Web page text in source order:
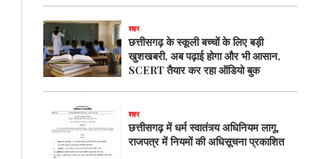
शहर
छत्तीसगढ़ के स्कूली बच्चों के लिए बड़ी
खुशखबरी, अब पढ़ाई होगा और भी आसान,
SCERT तैयार कर रहा ऑडियो बुक
शहर
छत्तीसगढ़ में धर्म स्वातंत्र्य अधिनियम लागू,
राजपत्र में नियमों की अधिसूचना प्रकाशित